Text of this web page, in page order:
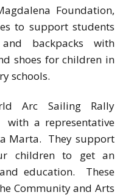
Foundation,
to support students
backpacks with
shoes for children in
schools.
Arc Sailing Rally
with a representative
Marta. They support
children to get an
education. These
Community and Arts